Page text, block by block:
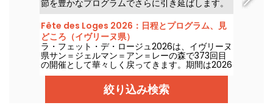
節を豊かなプログラムでさらに引き延ばします。
この素敵な日々を存分に味わってください。社会
性の高い取り組み、ガーデニング教室、青少年向
けの活動、夜のフェスティブなイベント、ヨガの
セッション… パリを離れずに自然を満喫できるす
べてが揃っています！ 入場無料。
Fête des Loges 2026：日程とプログラム、見
どころ（イヴリーヌ県）
ラ・フェット・デ・ロージュ2026は、イヴリーヌ
県サン＝ジェルマン＝アン＝レーの森で373回目
の開催として華々しく戻ってきます。期間は2026
年6月26日から8月16日までです。200を超えるア
トラクションと、グルメ通り「Allée des
Cuisines gourmande」、そして無料入場があな
たを待っています。
絞り込み検索